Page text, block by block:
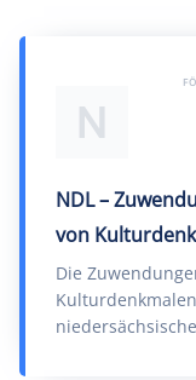
N
NDL –
von
Die